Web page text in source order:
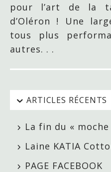
pour l’art de la
d’Oléron ! Une
tous plus
autres. . .
ARTICLES RÉCENTS
La fin du «
Laine KATIA
PAGE FACEBOOK